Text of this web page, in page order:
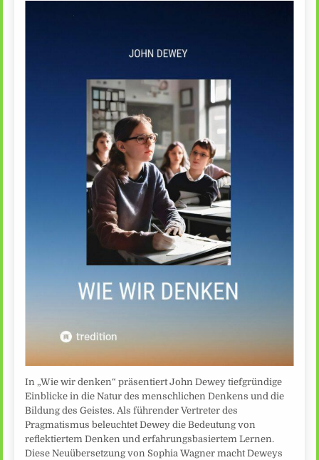
In „Wie wir denken“ präsentiert John Dewey tiefgründige
Einblicke in die Natur des menschlichen Denkens und die
Bildung des Geistes. Als führender Vertreter des
Pragmatismus beleuchtet Dewey die Bedeutung von
reflektiertem Denken und erfahrungsbasiertem Lernen.
Diese Neuübersetzung von Sophia Wagner macht Deweys